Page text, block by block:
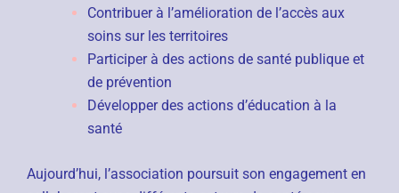
Contribuer à l’amélioration de l’accès aux
soins sur les territoires
Participer à des actions de santé publique et
de prévention
Développer des actions d’éducation à la
santé
Aujourd’hui, l’association poursuit son engagement en